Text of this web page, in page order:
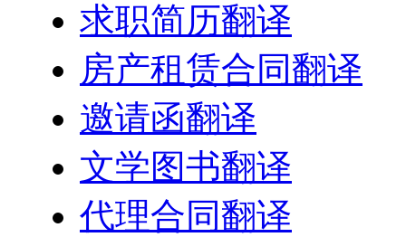
求职简历翻译
房产租赁合同翻译
邀请函翻译
文学图书翻译
代理合同翻译